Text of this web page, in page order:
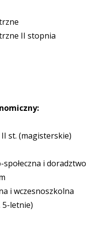
II stopnia
st. (magisterskie)
i doradztwo
i wczesnoszkolna
letnie)